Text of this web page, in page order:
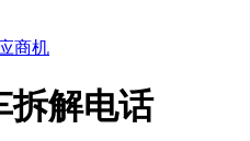
商机
拆解电话